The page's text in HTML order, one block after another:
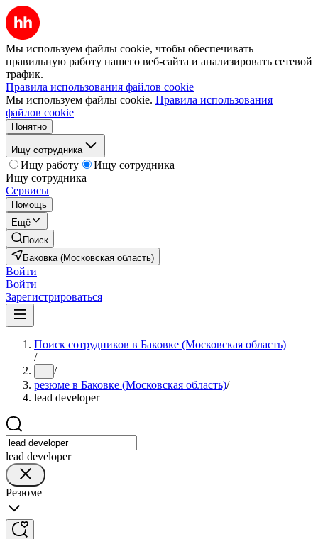
Мы используем файлы cookie, чтобы обеспечивать
правильную работу нашего веб-сайта и анализировать сетевой
трафик.
Правила использования файлов cookie
Мы используем файлы cookie. Правила использования
файлов cookie
Понятно
Ищу сотрудника
Ищу работу
Ищу сотрудника
Ищу сотрудника
Сервисы
Помощь
Ещё
Поиск
Баковка (Московская область)
Войти
Войти
Зарегистрироваться
Поиск сотрудников в Баковке (Московская область)
/
... /
резюме в Баковке (Московская область)/
lead developer
lead developer
Резюме